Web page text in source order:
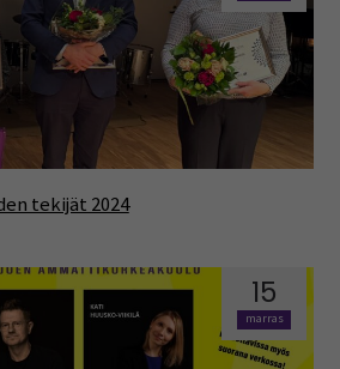
tekijät 2024
15
marras